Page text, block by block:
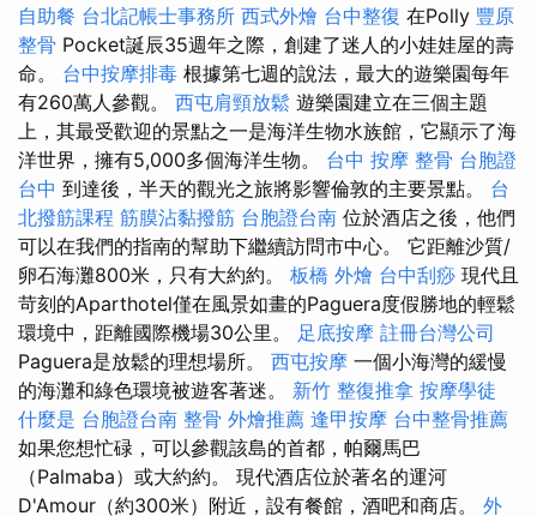
自助餐 台北記帳士事務所 西式外燴 台中整復 在Polly 豐原
整骨 Pocket誕辰35週年之際，創建了迷人的小娃娃屋的壽
命。 台中按摩排毒 根據第七週的說法，最大的遊樂園每年
有260萬人參觀。 西屯肩頸放鬆 遊樂園建立在三個主題
上，其最受歡迎的景點之一是海洋生物水族館，它顯示了海
洋世界，擁有5,000多個海洋生物。 台中 按摩 整骨 台胞證
台中 到達後，半天的觀光之旅將影響倫敦的主要景點。 台
北撥筋課程 筋膜沾黏撥筋 台胞證台南 位於酒店之後，他們
可以在我們的指南的幫助下繼續訪問市中心。 它距離沙質/
卵石海灘800米，只有大約約。 板橋 外燴 台中刮痧 現代且
苛刻的Aparthotel僅在風景如畫的Paguera度假勝地的輕鬆
環境中，距離國際機場30公里。 足底按摩 註冊台灣公司
Paguera是放鬆的理想場所。 西屯按摩 一個小海灣的緩慢
的海灘和綠色環境被遊客著迷。 新竹 整復推拿 按摩學徒
什麼是 台胞證台南 整骨 外燴推薦 逢甲按摩 台中整骨推薦
如果您想忙碌，可以參觀該島的首都，帕爾馬巴
（Palmaba）或大約約。 現代酒店位於著名的運河
D'Amour（約300米）附近，設有餐館，酒吧和商店。 外